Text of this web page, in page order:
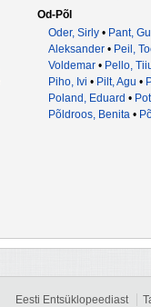
Od-Põl
Oder, Sirly • Pant,
Aleksander • Peil,
Voldemar • Pello,
Piho, Ivi • Pilt, Agu •
Poland, Eduard •
Põldroos, Benita •
Eesti Entsüklopeediast